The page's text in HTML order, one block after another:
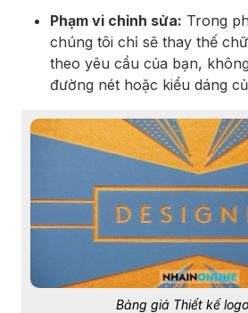
Phạm vi chỉnh sửa: Trong
chúng tôi chỉ sẽ thay thế
theo yêu cầu của bạn,
đường nét hoặc kiểu dáng
Bảng giá Thiết kế